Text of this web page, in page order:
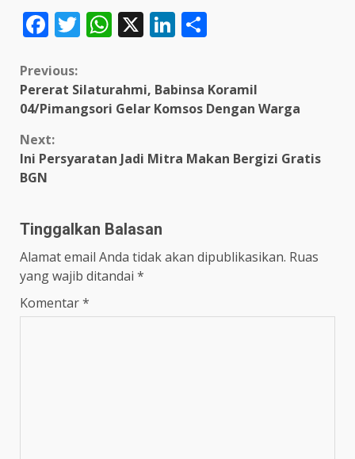
Facebook
Twitter
WhatsApp
X LinkedIn
Continue
Reading
Previous:
Pererat Silaturahmi, Babinsa Koramil
04/Pimangsori Gelar Komsos Dengan Warga
Next:
Ini Persyaratan Jadi Mitra Makan Bergizi Gratis
BGN
Tinggalkan Balasan
Alamat email Anda tidak akan dipublikasikan. Ruas
yang wajib ditandai *
Komentar*